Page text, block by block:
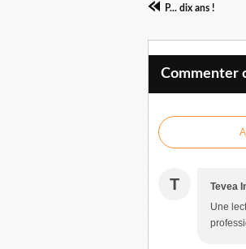
P... dix ans !
Commenter
T Tevea
Une